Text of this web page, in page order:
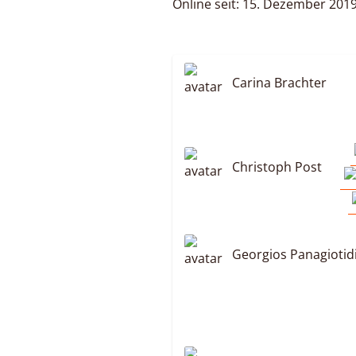
Online seit: 15. Dezember
Carina Brachter
Christoph Post
Georgios